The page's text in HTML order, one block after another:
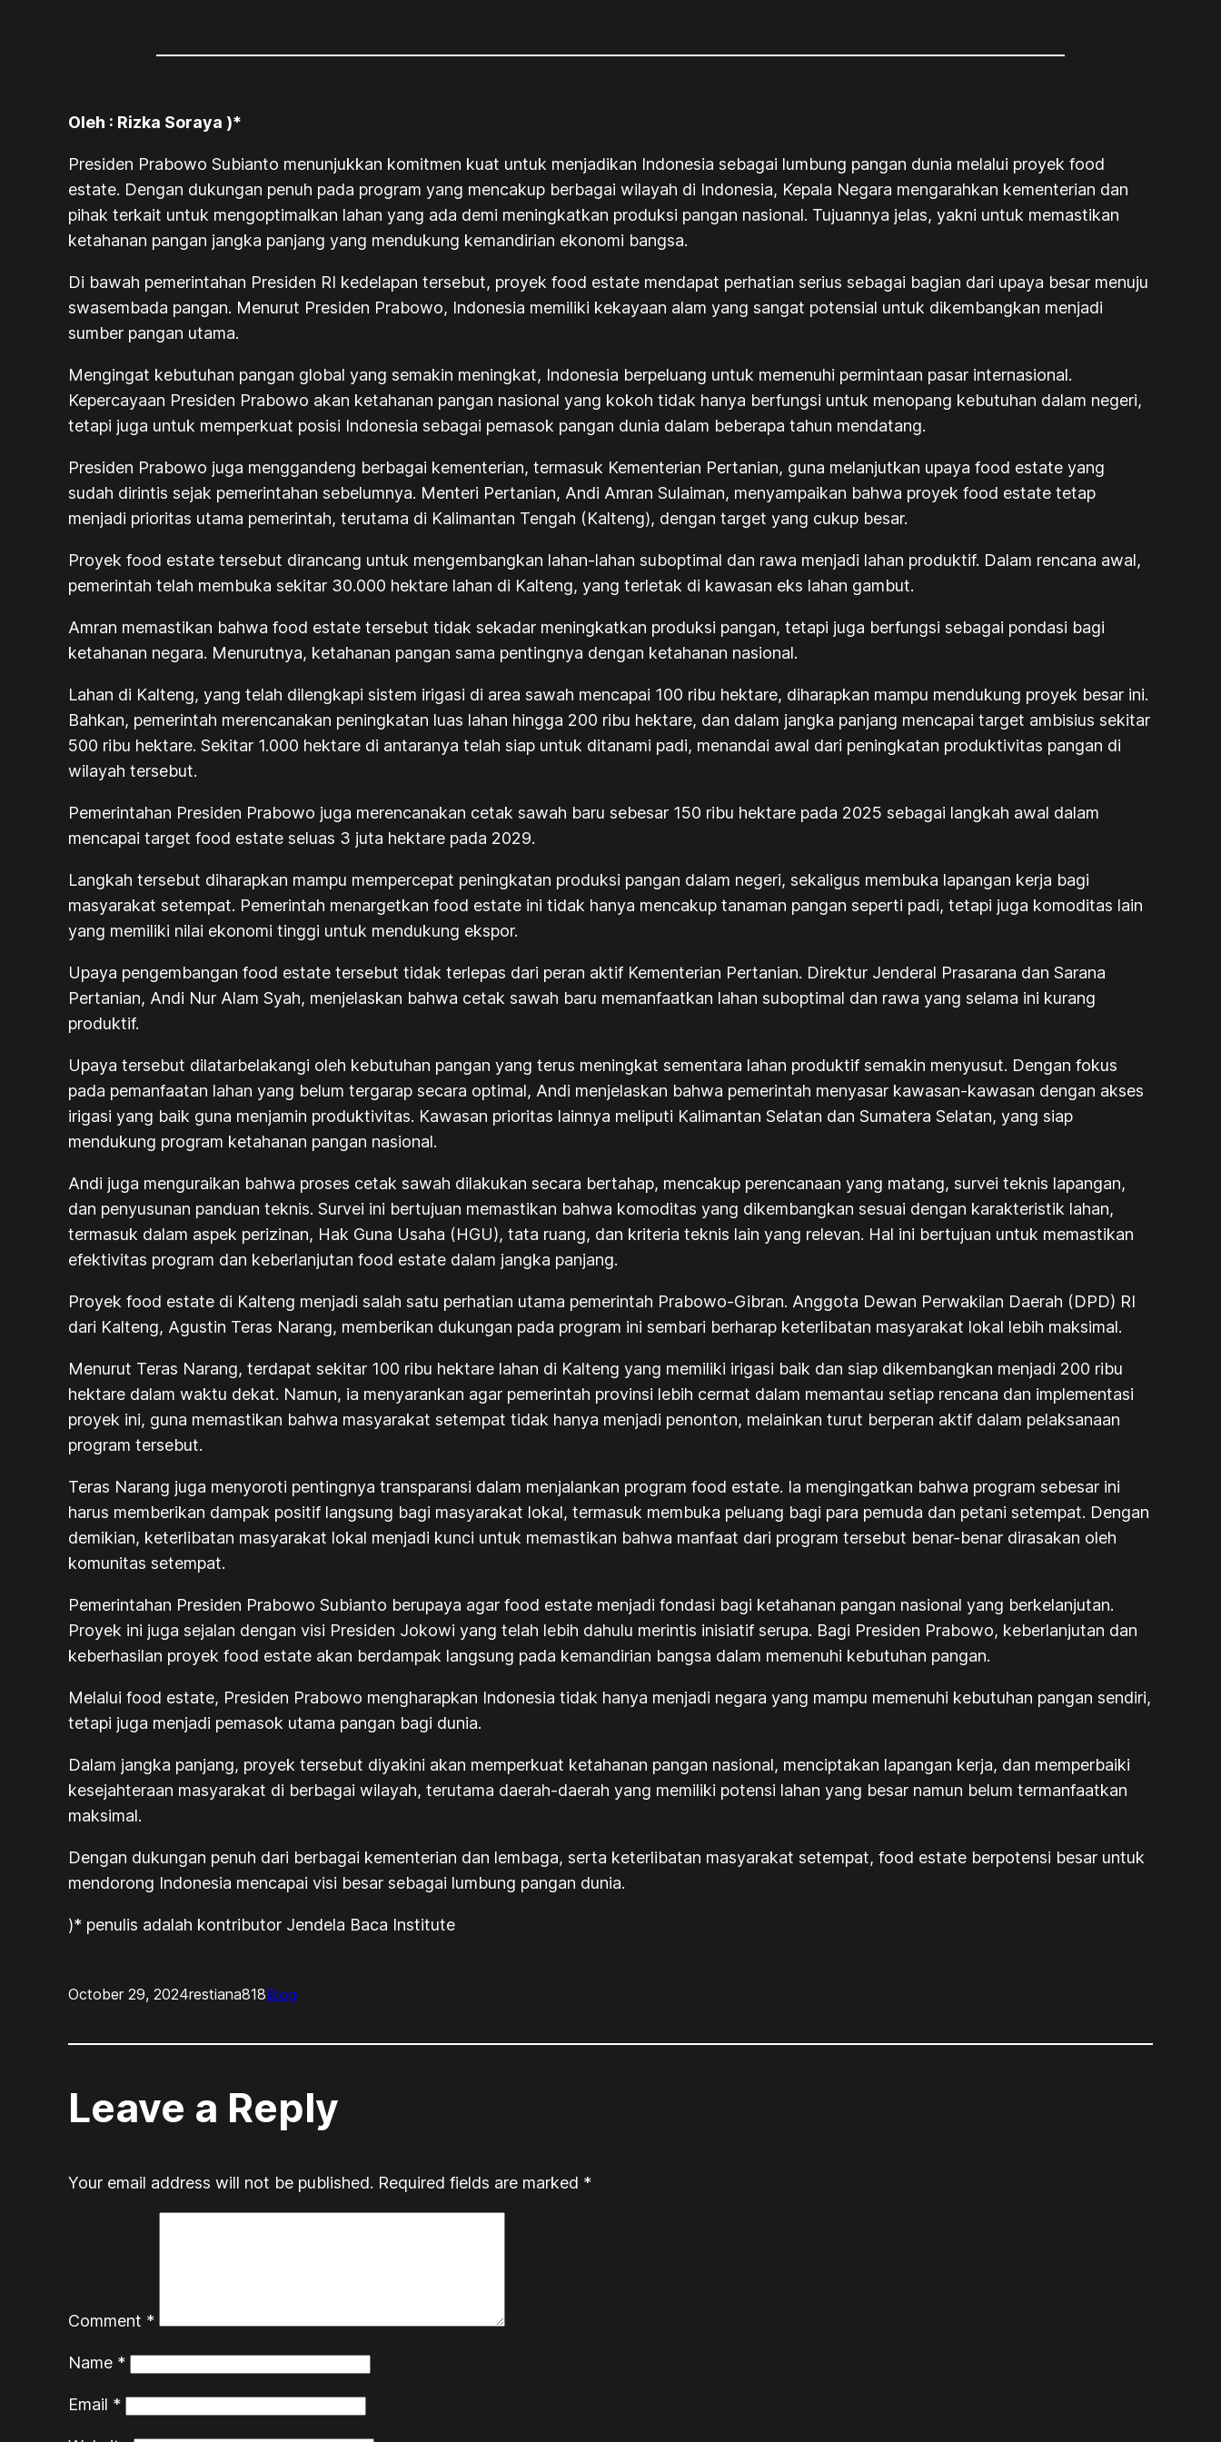
Oleh : Rizka Soraya )*
Presiden Prabowo Subianto menunjukkan komitmen kuat untuk menjadikan Indonesia sebagai lumbung pangan dunia melalui proyekfood
estate. Dengan dukungan penuh pada program yang mencakup berbagai wilayah di Indonesia, Kepala Negara mengarahkan kementerian dan
pihak terkait untuk mengoptimalkan lahan yang ada demi meningkatkan produksi pangan nasional. Tujuannya jelas, yakni untuk memastikan
ketahanan pangan jangka panjang yang mendukung kemandirian ekonomi bangsa.
Di bawah pemerintahan Presiden RI kedelapan tersebut, proyekfood estate mendapat perhatian serius sebagai bagian dari upaya besar menuju
swasembada pangan. Menurut Presiden Prabowo, Indonesia memiliki kekayaan alam yang sangat potensial untuk dikembangkan menjadi
sumber pangan utama.
Mengingat kebutuhan pangan global yang semakin meningkat, Indonesia berpeluang untuk memenuhi permintaan pasar internasional.
Kepercayaan Presiden Prabowo akan ketahanan pangan nasional yang kokoh tidak hanya berfungsi untuk menopang kebutuhan dalam negeri,
tetapi juga untuk memperkuat posisi Indonesia sebagai pemasok pangan dunia dalam beberapa tahun mendatang.
Presiden Prabowo juga menggandeng berbagai kementerian, termasuk Kementerian Pertanian, guna melanjutkan upaya food estate yang
sudah dirintis sejak pemerintahan sebelumnya. Menteri Pertanian, Andi Amran Sulaiman, menyampaikan bahwa proyekfood estate tetap
menjadi prioritas utama pemerintah, terutama di Kalimantan Tengah (Kalteng), dengan target yang cukup besar.
Proyekfood estate tersebut dirancang untuk mengembangkan lahan-lahan suboptimal dan rawa menjadi lahan produktif. Dalam rencana awal,
pemerintah telah membuka sekitar 30.000 hektare lahan di Kalteng, yang terletak di kawasan eks lahan gambut.
Amran memastikan bahwafood estate tersebut tidak sekadar meningkatkan produksi pangan, tetapi juga berfungsi sebagai pondasi bagi
ketahanan negara. Menurutnya, ketahanan pangan sama pentingnya dengan ketahanan nasional.
Lahan di Kalteng, yang telah dilengkapi sistem irigasi di area sawah mencapai 100 ribu hektare, diharapkan mampu mendukung proyek besar ini.
Bahkan, pemerintah merencanakan peningkatan luas lahan hingga 200 ribu hektare, dan dalam jangka panjang mencapai target ambisius sekitar
500 ribu hektare. Sekitar 1.000 hektare di antaranya telah siap untuk ditanami padi, menandai awal dari peningkatan produktivitas pangan di
wilayah tersebut.
Pemerintahan Presiden Prabowo juga merencanakan cetak sawah baru sebesar 150 ribu hektare pada 2025 sebagai langkah awal dalam
mencapai target food estate seluas 3 juta hektare pada 2029.
Langkah tersebut diharapkan mampu mempercepat peningkatan produksi pangan dalam negeri, sekaligus membuka lapangan kerja bagi
masyarakat setempat. Pemerintah menargetkan food estate ini tidak hanya mencakup tanaman pangan seperti padi, tetapi juga komoditas lain
yang memiliki nilai ekonomi tinggi untuk mendukung ekspor.
Upaya pengembangan food estate tersebut tidak terlepas dari peran aktif Kementerian Pertanian. Direktur Jenderal Prasarana dan Sarana
Pertanian, Andi Nur Alam Syah, menjelaskan bahwa cetak sawah baru memanfaatkan lahan suboptimal dan rawa yang selama ini kurang
produktif.
Upaya tersebut dilatarbelakangi oleh kebutuhan pangan yang terus meningkat sementara lahan produktif semakin menyusut. Dengan fokus
pada pemanfaatan lahan yang belum tergarap secara optimal, Andi menjelaskan bahwa pemerintah menyasar kawasan-kawasan dengan akses
irigasi yang baik guna menjamin produktivitas. Kawasan prioritas lainnya meliputi Kalimantan Selatan dan Sumatera Selatan, yang siap
mendukung program ketahanan pangan nasional.
Andi juga menguraikan bahwa proses cetak sawah dilakukan secara bertahap, mencakup perencanaan yang matang, survei teknis lapangan,
dan penyusunan panduan teknis. Survei ini bertujuan memastikan bahwa komoditas yang dikembangkan sesuai dengan karakteristik lahan,
termasuk dalam aspek perizinan, Hak Guna Usaha (HGU), tata ruang, dan kriteria teknis lain yang relevan. Hal ini bertujuan untuk memastikan
efektivitas program dan keberlanjutan food estate dalam jangka panjang.
Proyek food estate di Kalteng menjadi salah satu perhatian utama pemerintah Prabowo-Gibran. Anggota Dewan Perwakilan Daerah (DPD) RI
dari Kalteng, Agustin Teras Narang, memberikan dukungan pada program ini sembari berharap keterlibatan masyarakat lokal lebih maksimal.
Menurut Teras Narang, terdapat sekitar 100 ribu hektare lahan di Kalteng yang memiliki irigasi baik dan siap dikembangkan menjadi 200 ribu
hektare dalam waktu dekat. Namun, ia menyarankan agar pemerintah provinsi lebih cermat dalam memantau setiap rencana dan implementasi
proyek ini, guna memastikan bahwa masyarakat setempat tidak hanya menjadi penonton, melainkan turut berperan aktif dalam pelaksanaan
program tersebut.
Teras Narang juga menyoroti pentingnya transparansi dalam menjalankan program food estate. Ia mengingatkan bahwa program sebesar ini
harus memberikan dampak positif langsung bagi masyarakat lokal, termasuk membuka peluang bagi para pemuda dan petani setempat. Dengan
demikian, keterlibatan masyarakat lokal menjadi kunci untuk memastikan bahwa manfaat dari program tersebut benar-benar dirasakan oleh
komunitas setempat.
Pemerintahan Presiden Prabowo Subianto berupaya agar food estate menjadi fondasi bagi ketahanan pangan nasional yang berkelanjutan.
Proyek ini juga sejalan dengan visi Presiden Jokowi yang telah lebih dahulu merintis inisiatif serupa. Bagi Presiden Prabowo, keberlanjutan dan
keberhasilan proyek food estate akan berdampak langsung pada kemandirian bangsa dalam memenuhi kebutuhan pangan.
Melalui food estate, Presiden Prabowo mengharapkan Indonesia tidak hanya menjadi negara yang mampu memenuhi kebutuhan pangan sendiri,
tetapi juga menjadi pemasok utama pangan bagi dunia.
Dalam jangka panjang, proyek tersebut diyakini akan memperkuat ketahanan pangan nasional, menciptakan lapangan kerja, dan memperbaiki
kesejahteraan masyarakat di berbagai wilayah, terutama daerah-daerah yang memiliki potensi lahan yang besar namun belum termanfaatkan
maksimal.
Dengan dukungan penuh dari berbagai kementerian dan lembaga, serta keterlibatan masyarakat setempat, food estate berpotensi besar untuk
mendorong Indonesia mencapai visi besar sebagai lumbung pangan dunia.
)* penulis adalah kontributor Jendela Baca Institute
October 29, 2024restiana818Blog
Leave a Reply
Your email address will not be published. Required fields are marked *
Comment *
Name *
Email *